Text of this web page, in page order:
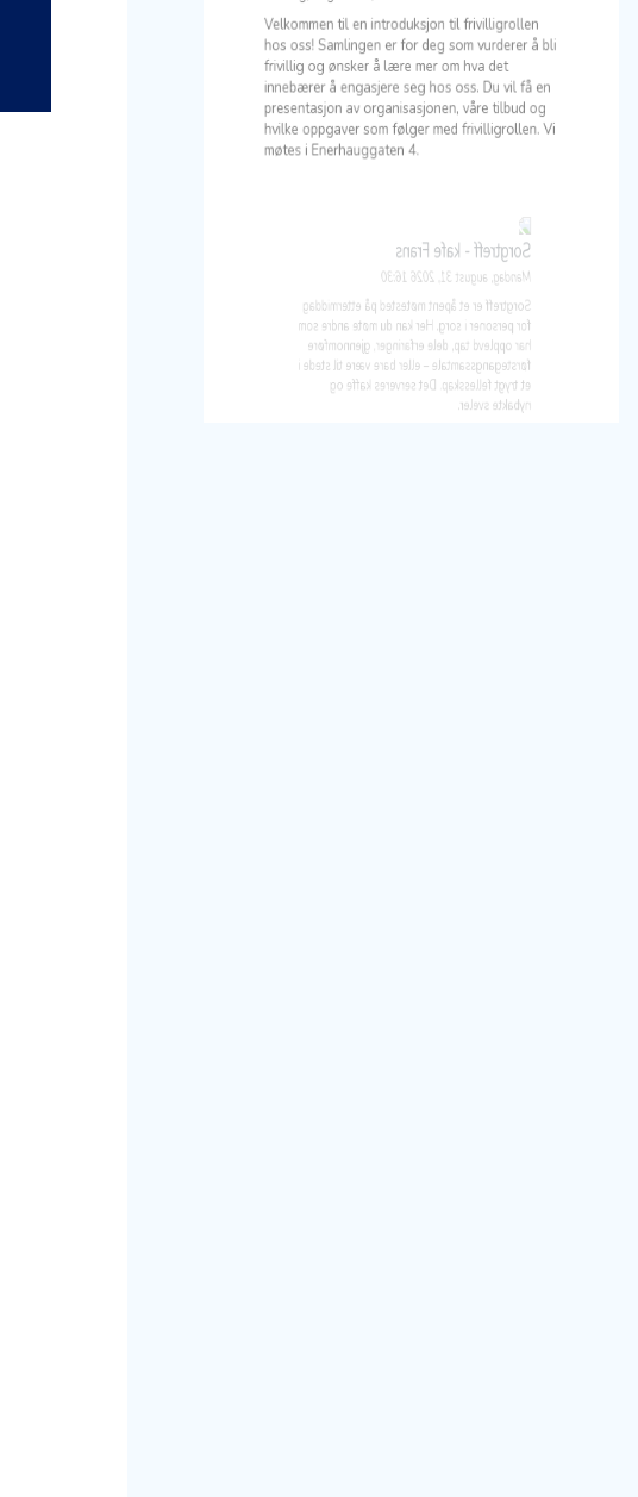
Velkommen til en introduksjon til frivilligrollen
hos oss! Samlingen er for deg som vurderer å bli
frivillig og ønsker å lære mer om hva det
innebærer å engasjere seg hos oss. Du vil få en
presentasjon av organisasjonen, våre tilbud og
hvilke oppgaver som følger med frivilligrollen. Vi
møtes i Enerhauggaten 4.
Mandag, august 31, 2026 16:30
Sorgtreff er et åpent møtested på ettermiddag
for personer i sorg. Her kan du møte andre som
har opplevd tap, dele erfaringer, gjennomføre
førstegangssamtale – eller bare være til stede i
et trygt fellesskap. Det serveres kaffe og
nybakte sveler.